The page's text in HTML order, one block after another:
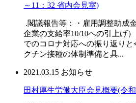
～11：32 省内会見室)
.閣議報告等：・雇用調整助成
企業の支給率10/10への引上げ
でのコロナ対応への振り返り
クチン接種の体制準備と具...
2021.03.15 お知らせ
田村厚生労働大臣会見概要(令和